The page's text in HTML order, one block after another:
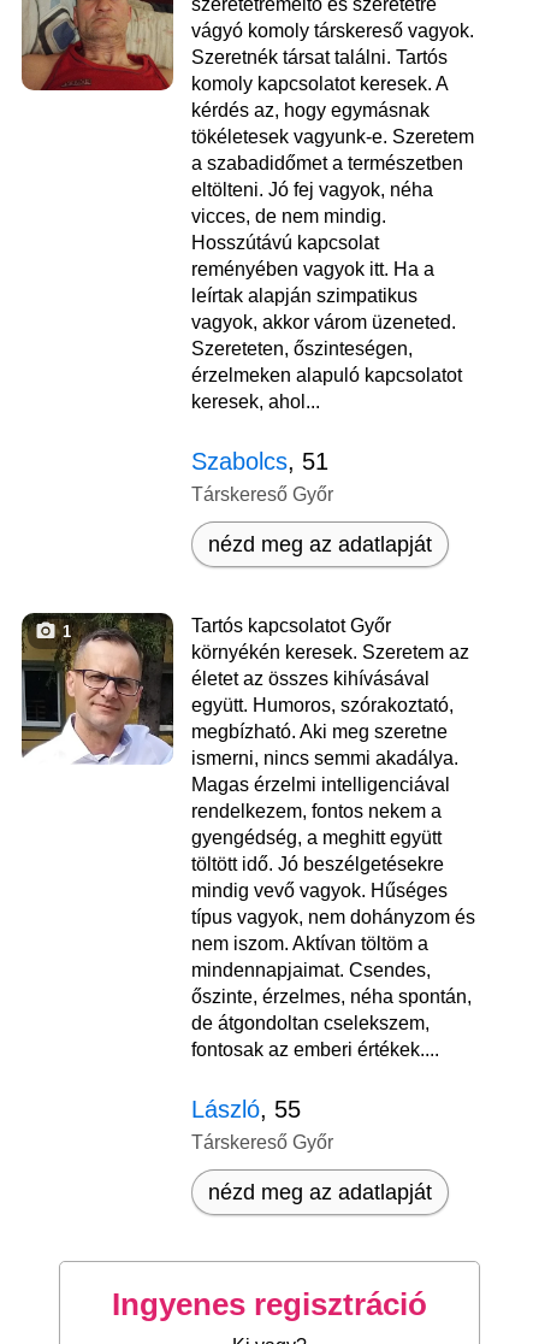
szeretetreméltó és szeretetre
vágyó komoly társkereső vagyok.
Szeretnék társat találni. Tartós
komoly kapcsolatot keresek. A
kérdés az, hogy egymásnak
tökéletesek vagyunk-e. Szeretem
a szabadidőmet a természetben
eltölteni. Jó fej vagyok, néha
vicces, de nem mindig.
Hosszútávú kapcsolat
reményében vagyok itt. Ha a
leírtak alapján szimpatikus
vagyok, akkor várom üzeneted.
Szereteten, őszinteségen,
érzelmeken alapuló kapcsolatot
keresek, ahol...
Szabolcs, 51
Társkereső Győr
nézd meg az adatlapját
1
Tartós kapcsolatot Győr
környékén keresek. Szeretem az
életet az összes kihívásával
együtt. Humoros, szórakoztató,
megbízható. Aki meg szeretne
ismerni, nincs semmi akadálya.
Magas érzelmi intelligenciával
rendelkezem, fontos nekem a
gyengédség, a meghitt együtt
töltött idő. Jó beszélgetésekre
mindig vevő vagyok. Hűséges
típus vagyok, nem dohányzom és
nem iszom. Aktívan töltöm a
mindennapjaimat. Csendes,
őszinte, érzelmes, néha spontán,
de átgondoltan cselekszem,
fontosak az emberi értékek....
László, 55
Társkereső Győr
nézd meg az adatlapját
Ingyenes regisztráció